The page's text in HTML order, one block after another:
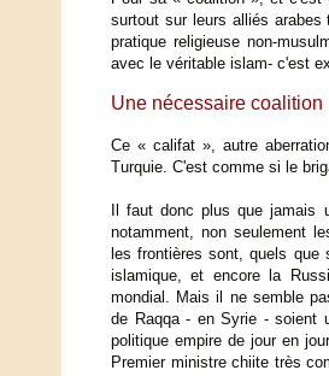
surtout sur leurs alliés
pratique religieuse non-
avec le véritable islam- c'est
Une nécessaire coalition
Ce « califat », autre
Turquie. C'est comme si le
Il faut donc plus que jamais
notamment, non seulement
les frontières sont, quels
islamique, et encore la
mondial. Mais il ne semble
de Raqqa - en Syrie - soient
politique empire de jour en
Premier ministre chiite très